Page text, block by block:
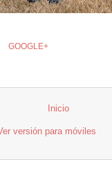
GOOGLE+
Inicio
versión para móviles